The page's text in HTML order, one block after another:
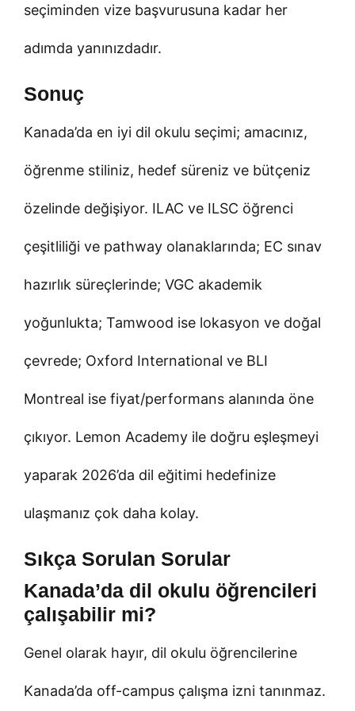
seçiminden vize başvurusuna kadar her
adımda yanınızdadır.
Sonuç
Kanada’da en iyi dil okulu seçimi; amacınız,
öğrenme stiliniz, hedef süreniz ve bütçeniz
özelinde değişiyor. ILAC ve ILSC öğrenci
çeşitliliği ve pathway olanaklarında; EC sınav
hazırlık süreçlerinde; VGC akademik
yoğunlukta; Tamwood ise lokasyon ve doğal
çevrede; Oxford International ve BLI
Montreal ise fiyat/performans alanında öne
çıkıyor. Lemon Academy ile doğru eşleşmeyi
yaparak 2026’da dil eğitimi hedefinize
ulaşmanız çok daha kolay.
Sıkça Sorulan Sorular
Kanada’da dil okulu öğrencileri
çalışabilir mi?
Genel olarak hayır, dil okulu öğrencilerine
Kanada’da off-campus çalışma izni tanınmaz.